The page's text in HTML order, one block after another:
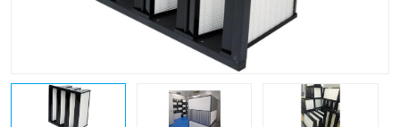
过滤器
百级